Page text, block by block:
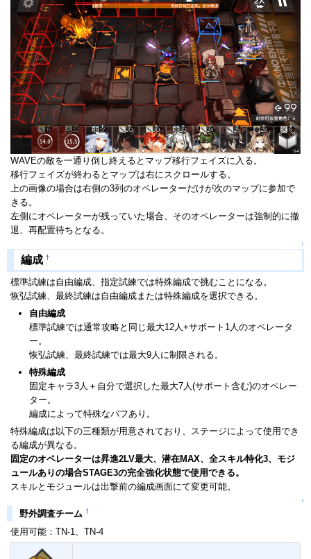
WAVEの敵を一通り倒し終えるとマップ移行フェイズに入る。
移行フェイズが終わるとマップは右にスクロールする。
上の画像の場合は右側の3列のオペレーターだけが次のマップに参加で
きる。
左側にオペレーターが残っていた場合、そのオペレーターは強制的に撤
退、再配置待ちとなる。
↑
編成 †
標準試練は自由編成、指定試練では特殊編成で挑むことになる。
恢弘試練、最終試練は自由編成または特殊編成を選択できる。
自由編成
標準試練では通常攻略と同じ最大12人+サポート1人のオペレータ
ー。
恢弘試練、最終試練では最大9人に制限される。
特殊編成
固定キャラ3人＋自分で選択した最大7人(サポート含む)のオペレー
ター。
編成によって特殊なバフあり。
特殊編成は以下の三種類が用意されており、ステージによって使用でき
る編成が異なる。
固定のオペレーターは昇進2LV最大、潜在MAX、全スキル特化3、モジ
ュールありの場合STAGE3の完全強化状態で使用できる。
スキルとモジュールは出撃前の編成画面にて変更可能。
↑
野外調査チーム †
使用可能：TN-1、TN-4